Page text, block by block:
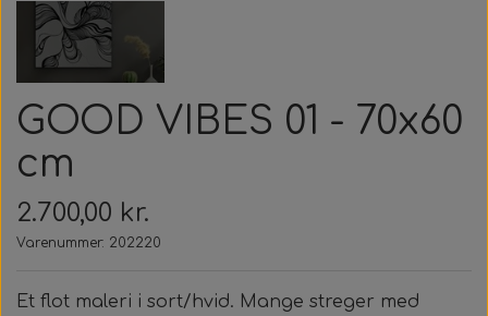
GOOD VIBES 01 - 70x60
cm
2.700,00 kr.
Varenummer: 202220
Et flot maleri i sort/hvid. Mange streger med